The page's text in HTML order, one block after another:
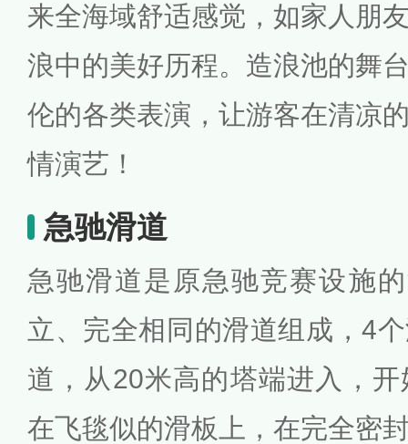
来全海域舒适感觉，如家人朋
浪中的美好历程。造浪池的舞
伦的各类表演，让游客在清凉
情演艺！
急驰滑道
急驰滑道是原急驰竞赛设施
立、完全相同的滑道组成，4
道，从20米高的塔端进入，
在飞毯似的滑板上，在完全密